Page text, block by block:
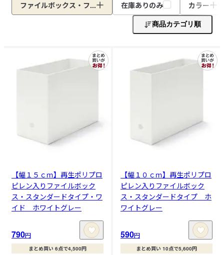
ファイルボックス・フ... 在庫ありのみ カラー
商品カテゴリ順
【幅１５ｃｍ】再生ポリプロ
ピレン入りファイルボック
ス・スタンダードタイプ・ワ
イド ホワイトグレー
790円
まとめ買い 6点で4,500円
【幅１０ｃｍ】再生ポリプロ
ピレン入りファイルボック
ス・スタンダードタイプ ホ
ワイトグレー
590円
まとめ買い 10点で5,600円